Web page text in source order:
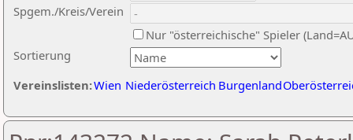
Sortierung
Spgem./Kreis/Verein
Nur "österreichische" Spieler
Vereinslisten:Wien Niederösterreich Burgenland